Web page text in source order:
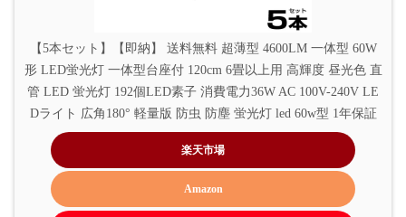
【5本セット】【即納】 送料無料 超薄型 4600LM 一体型 60W
形 LED蛍光灯 一体型台座付 120cm 6畳以上用 高輝度 昼光色 直
管 LED 蛍光灯 192個LED素子 消費電力36W AC 100V-240V LE
Dライト 広角180° 軽量版 防虫 防塵 蛍光灯 led 60w型 1年保証
楽天市場
Amazon